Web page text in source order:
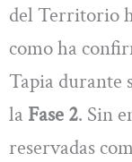
del Territorio
como ha
Tapia durante
la Fase 2. Sin
reservadas